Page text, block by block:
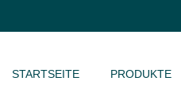
STARTSEITE PRODUKTE